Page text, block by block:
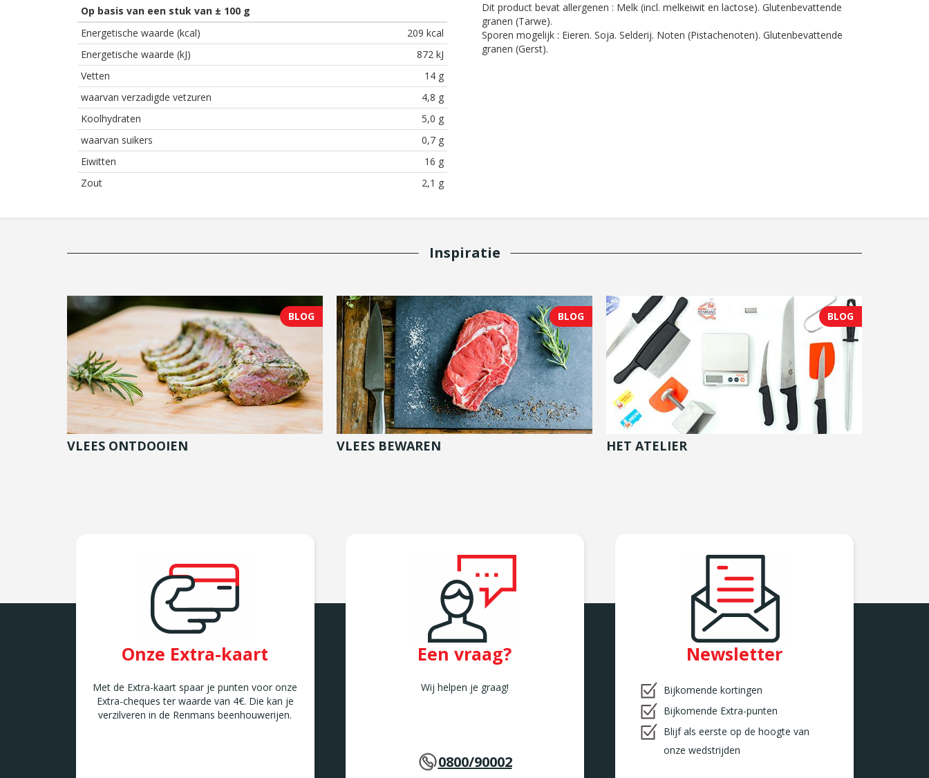
Op basis van een stuk van ± 100 g
Energetische waarde (kcal)
209 kcal
Energetische waarde (kJ)
872 kJ
Vetten
14 g
waarvan verzadigde vetzuren
4,8 g
Koolhydraten
5,0 g
waarvan suikers
0,7 g
Eiwitten
16 g
Zout
2,1 g
Dit product bevat allergenen : Melk (incl. melkeiwit en lactose). Glutenbevattende
granen (Tarwe).
Sporen mogelijk : Eieren. Soja. Selderij. Noten (Pistachenoten). Glutenbevattende
granen (Gerst).
Inspiratie
BLOG
VLEES ONTDOOIEN
BLOG
VLEES BEWAREN
BLOG
HET ATELIER
Onze Extra-kaart
Met de Extra-kaart spaar je punten voor onze
Extra-cheques ter waarde van 4€. Die kan je
verzilveren in de Renmans beenhouwerijen.
Een vraag?
Wij helpen je graag!
0800/90002
Newsletter
Bijkomende kortingen
Bijkomende Extra-punten
Blijf als eerste op de hoogte van
onze wedstrijden